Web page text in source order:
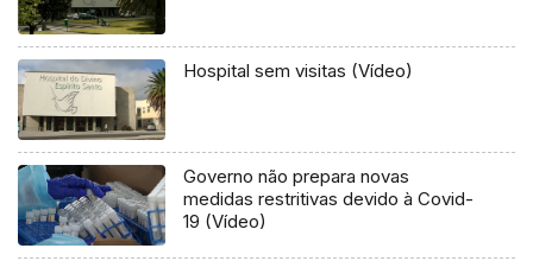
Hospital sem visitas (Vídeo)
Governo não prepara novas
medidas restritivas devido à Covid-
19 (Vídeo)